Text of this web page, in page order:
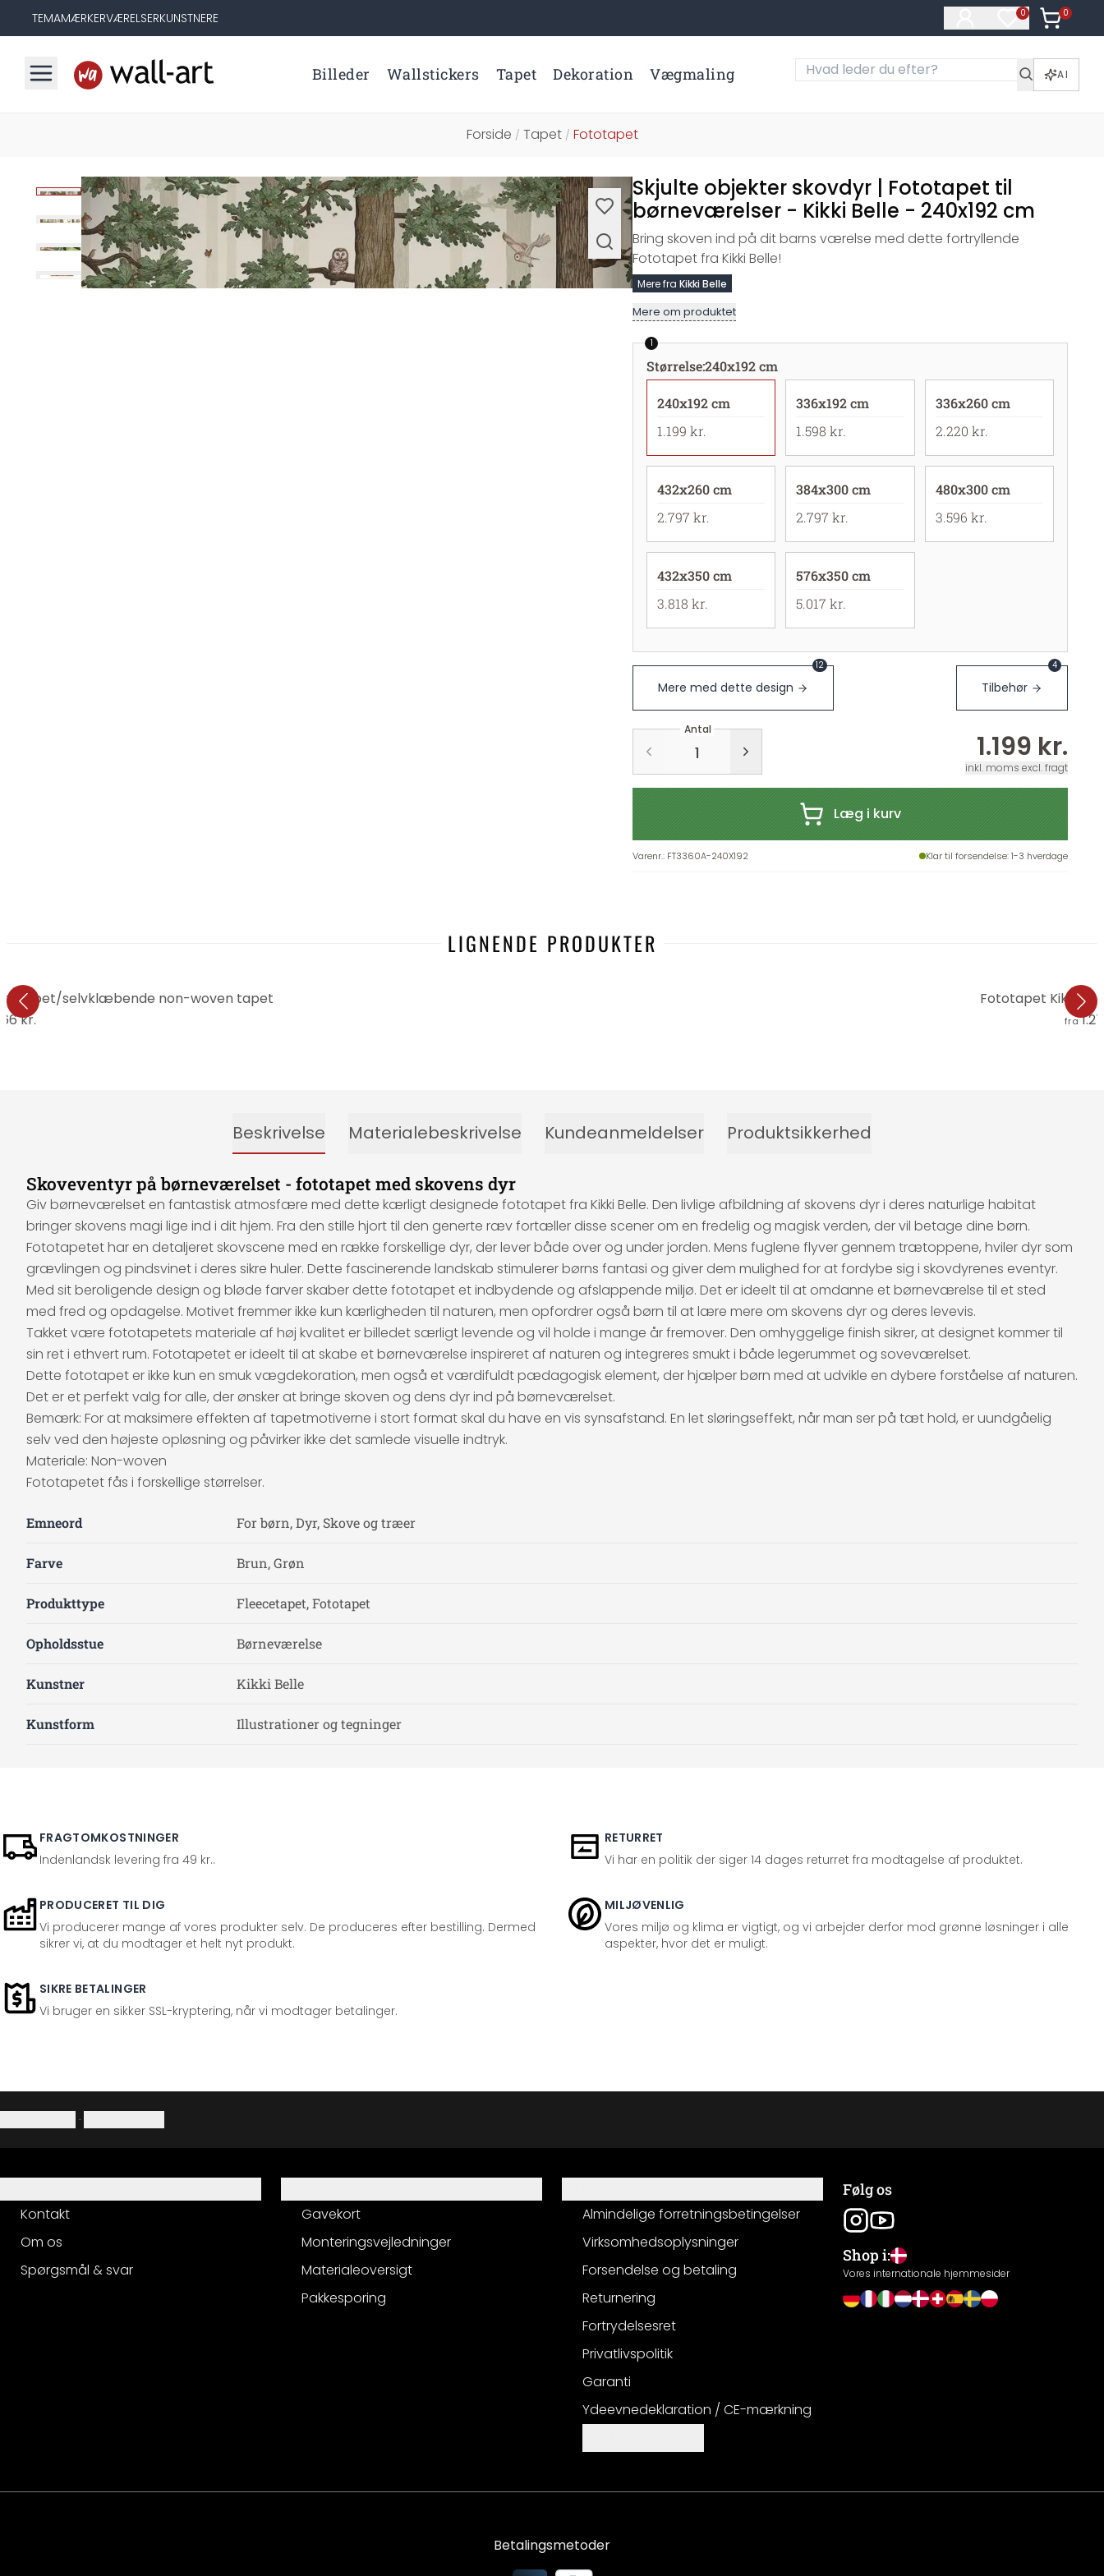
TEMAMÆRKERVÆRELSERKUNSTNERE 0
Varer på
0
Varer i
Billeder Wallstickers Tapet Dekoration Vægmaling AI
Forside / Tapet/ Fototapet
Skjulte objekter skovdyr | Fototapet til
børneværelser - Kikki Belle - 240x192 cm
Bring skoven ind på dit barns værelse med dette fortryllende
Fototapet fra Kikki Belle!
Mere fra Kikki Belle
Mere om produktet
1
Størrelse:240x192 cm
240x192 cm
1.199 kr.
336x192 cm
1.598 kr.
336x260 cm
2.220 kr.
432x260 cm
2.797 kr.
384x300 cm
2.797 kr.
480x300 cm
3.596 kr.
432x350 cm
3.818 kr.
576x350 cm
5.017 kr.
Mere med dette design
12
Tilbehør
4
Antal
1.199 kr.
inkl. moms excl. fragt
Læg i kurv
Varenr.: FT3360A-240X192 Klar til forsendelse: 1-3 hverdage
LIGNENDE PRODUKTER
selvklæbende non-woven tapet
kr.
Fototapet Kikki
fra
Beskrivelse Materialebeskrivelse Kundeanmeldelser Produktsikkerhed
Skoveventyr på børneværelset - fototapet med skovens dyr
Giv børneværelset en fantastisk atmosfære med dette kærligt designede fototapet fra Kikki Belle. Den livlige afbildning af skovens dyr i deres naturlige habitat
bringer skovens magi lige ind i dit hjem. Fra den stille hjort til den generte ræv fortæller disse scener om en fredelig og magisk verden, der vil betage dine børn.
Fototapetet har en detaljeret skovscene med en række forskellige dyr, der lever både over og under jorden. Mens fuglene flyver gennem trætoppene, hviler dyr som
grævlingen og pindsvinet i deres sikre huler. Dette fascinerende landskab stimulerer børns fantasi og giver dem mulighed for at fordybe sig i skovdyrenes eventyr.
Med sit beroligende design og bløde farver skaber dette fototapet et indbydende og afslappende miljø. Det er ideelt til at omdanne et børneværelse til et sted
med fred og opdagelse. Motivet fremmer ikke kun kærligheden til naturen, men opfordrer også børn til at lære mere om skovens dyr og deres levevis.
Takket være fototapetets materiale af høj kvalitet er billedet særligt levende og vil holde i mange år fremover. Den omhyggelige finish sikrer, at designet kommer til
sin ret i ethvert rum. Fototapetet er ideelt til at skabe et børneværelse inspireret af naturen og integreres smukt i både legerummet og soveværelset.
Dette fototapet er ikke kun en smuk vægdekoration, men også et værdifuldt pædagogisk element, der hjælper børn med at udvikle en dybere forståelse af naturen.
Det er et perfekt valg for alle, der ønsker at bringe skoven og dens dyr ind på børneværelset.
Bemærk: For at maksimere effekten af tapetmotiverne i stort format skal du have en vis synsafstand. En let sløringseffekt, når man ser på tæt hold, er uundgåelig
selv ved den højeste opløsning og påvirker ikke det samlede visuelle indtryk.
Materiale: Non-woven
Fototapetet fås i forskellige størrelser.
Emneord For børn, Dyr, Skove og træer
Farve Brun, Grøn
Produkttype Fleecetapet, Fototapet
Opholdsstue Børneværelse
Kunstner Kikki Belle
Kunstform Illustrationer og tegninger
FRAGTOMKOSTNINGER
Indenlandsk levering fra 49 kr..
RETURRET
Vi har en politik der siger 14 dages returret fra modtagelse af produktet.
PRODUCERET TIL DIG
Vi producerer mange af vores produkter selv. De produceres efter bestilling. Dermed
sikrer vi, at du modtager et helt nyt produkt.
MILJØVENLIG
Vores miljø og klima er vigtigt, og vi arbejder derfor mod grønne løsninger i alle
aspekter, hvor det er muligt.
SIKRE BETALINGER
Vi bruger en sikker SSL-kryptering, når vi modtager betalinger.
·
Kontakt
Om os
Spørgsmål & svar
Gavekort
Monteringsvejledninger
Materialeoversigt
Pakkesporing
Almindelige forretningsbetingelser
Virksomhedsoplysninger
Forsendelse og betaling
Returnering
Fortrydelsesret
Privatlivspolitik
Garanti
Ydeevnedeklaration / CE-mærkning
Følg os
Shop i:
Vores internationale hjemmesider
Betalingsmetoder